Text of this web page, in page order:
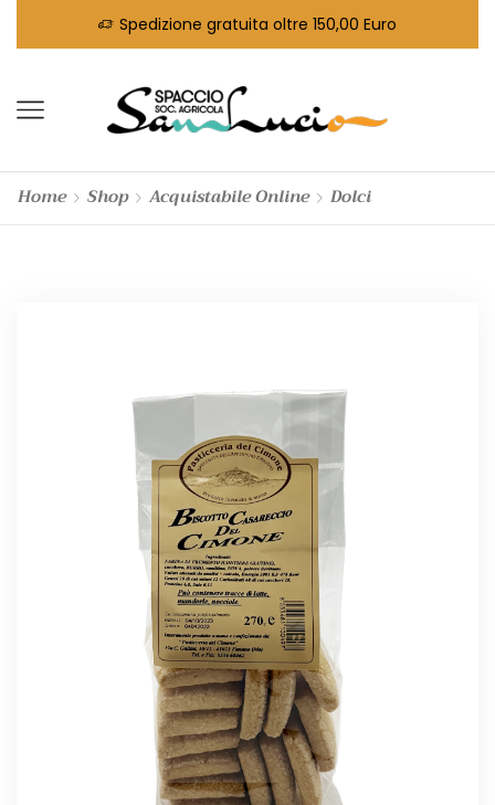
Spedizione gratuita oltre 150,00 Euro
Home Shop Acquistabile Online Dolci